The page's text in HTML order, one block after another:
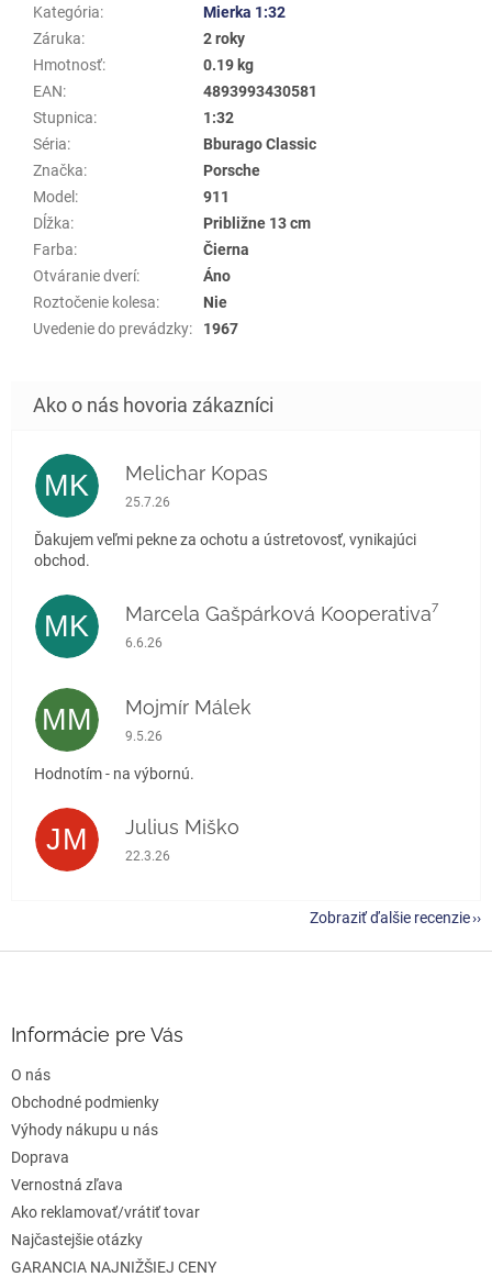
Kategória:
Mierka 1:32
Záruka:
2 roky
Hmotnosť:
0.19 kg
EAN:
4893993430581
Stupnica:
1:32
Séria:
Bburago Classic
Značka:
Porsche
Model:
911
Dĺžka:
Približne 13 cm
Farba:
Čierna
Otváranie dverí:
Áno
Roztočenie kolesa:
Nie
Uvedenie do prevádzky: 1967
MK Melichar Kopas
Hodnotenie obchodu je 5 z 5 hviezdičiek.
25.7.26
Ďakujem veľmi pekne za ochotu a ústretovosť, vynikajúci
obchod.
MK Marcela Gašpárková Kooperativa⁷
Hodnotenie obchodu je 5 z 5 hviezdičiek.
6.6.26
MM Mojmír Málek
Hodnotenie obchodu je 5 z 5 hviezdičiek.
9.5.26
Hodnotím - na výbornú.
JM Julius Miško
Hodnotenie obchodu je 5 z 5 hviezdičiek.
22.3.26
Zobraziť ďalšie recenzie
e
Informácie pre Vás
O nás
Obchodné podmienky
Výhody nákupu u nás
Doprava
Vernostná zľava
Ako reklamovať/vrátiť tovar
Najčastejšie otázky
GARANCIA NAJNIŽŠIEJ CENY